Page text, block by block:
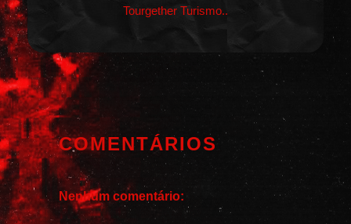
Tourgether Turismo..
COMENTÁRIOS
Nenhum comentário: